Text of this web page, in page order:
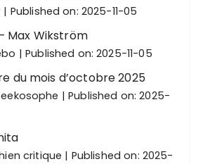
Published on: 2025-11-05
Max Wikström
Published on: 2025-11-05
du mois d’octobre 2025
Published on: 2025-
critique Published on: 2025-